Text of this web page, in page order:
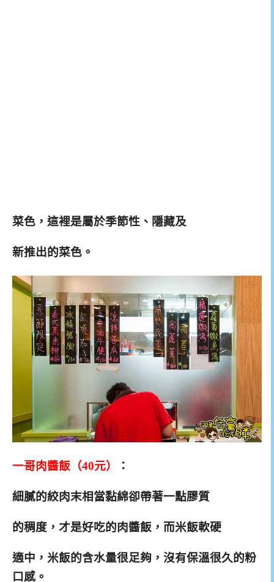
菜色，這裡是屬於季節性、隱藏及
新推出的菜色。
一哥肉醬飯（40元） ：
細膩的絞肉末相當黏綿卻帶著一點膠質
的稠度，才是好吃的肉醬飯，而米飯軟硬
適中， 米飯的含水量很足夠，沒有保溫很久的粉
口感。